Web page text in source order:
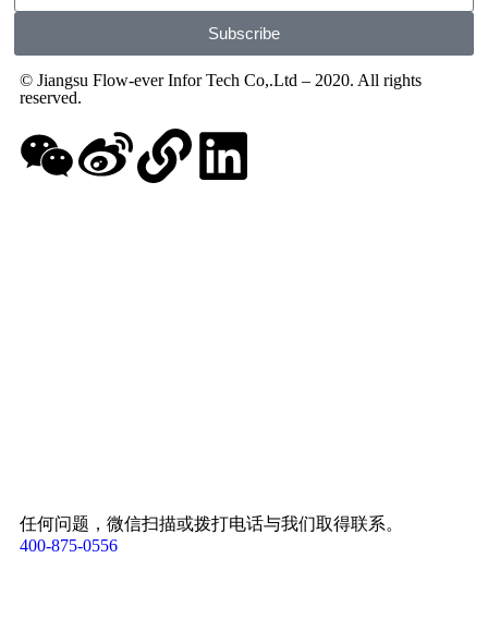
Subscribe
© Jiangsu Flow-ever Infor Tech Co,.Ltd – 2020. All rights
reserved.
任何问题，微信扫描或拨打电话与我们取得联系。
400-875-0556​